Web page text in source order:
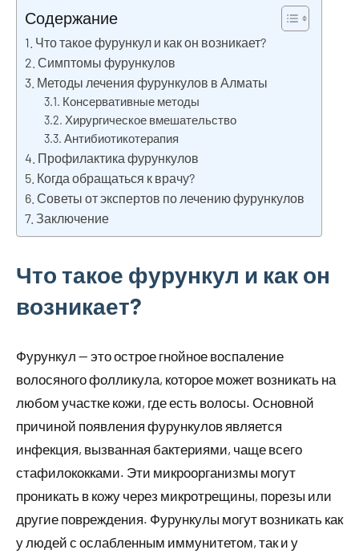
Содержание
Что такое фурункул и как он возникает?
Симптомы фурункулов
Методы лечения фурункулов в Алматы
Консервативные методы
Хирургическое вмешательство
Антибиотикотерапия
Профилактика фурункулов
Когда обращаться к врачу?
Советы от экспертов по лечению фурункулов
Заключение
Что такое фурункул и как он
возникает?
Фурункул — это острое гнойное воспаление
волосяного фолликула, которое может возникать на
любом участке кожи, где есть волосы. Основной
причиной появления фурункулов является
инфекция, вызванная бактериями, чаще всего
стафилококками. Эти микроорганизмы могут
проникать в кожу через микротрещины, порезы или
другие повреждения. Фурункулы могут возникать как
у людей с ослабленным иммунитетом, так и у